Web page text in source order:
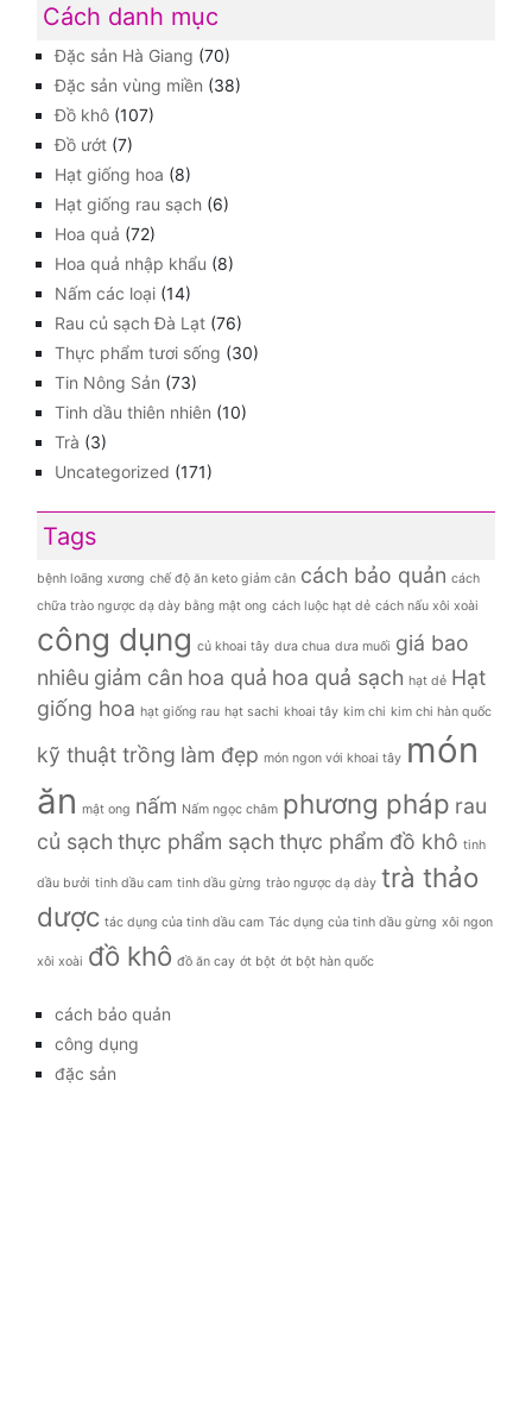
Cách danh mục
Đặc sản Hà Giang (70)
Đặc sản vùng miền (38)
Đồ khô (107)
Đồ ướt (7)
Hạt giống hoa (8)
Hạt giống rau sạch (6)
Hoa quả (72)
Hoa quả nhập khẩu (8)
Nấm các loại (14)
Rau củ sạch Đà Lạt (76)
Thực phẩm tươi sống (30)
Tin Nông Sản (73)
Tinh dầu thiên nhiên (10)
Trà (3)
Uncategorized (171)
Tags
bệnh loãng xương chế độ ăn keto giảm cân cách bảo quản cách
chữa trào ngược dạ dày bằng mật ong cách luộc hạt dẻ cách nấu xôi xoài
công dụng củ khoai tây dưa chua dưa muối giá bao
nhiêu giảm cân hoa quả hoa quả sạch hạt dẻ Hạt
giống hoa hạt giống rau hạt sachi khoai tây kim chi kim chi hàn quốc
kỹ thuật trồng làm đẹp món ngon với khoai tây món
ăn mật ong nấm Nấm ngọc châm phương pháp rau
củ sạch thực phẩm sạch thực phẩm đồ khô tinh
dầu bưởi tinh dầu cam tinh dầu gừng trào ngược dạ dày trà thảo
dược tác dụng của tinh dầu cam Tác dụng của tinh dầu gừng xôi ngon
xôi xoài đồ khô đồ ăn cay ớt bột ớt bột hàn quốc
cách bảo quản
công dụng
đặc sản